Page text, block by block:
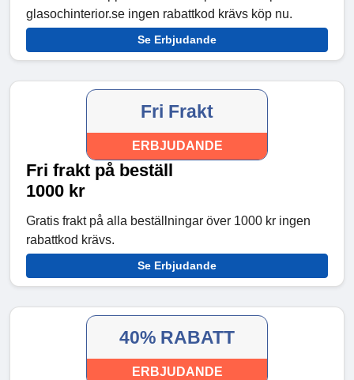
glasochinterior.se ingen rabattkod krävs köp nu.
Se Erbjudande
Fri Frakt
ERBJUDANDE
Fri frakt på beställ
1000 kr
Gratis frakt på alla beställningar över 1000 kr ingen
rabattkod krävs.
Se Erbjudande
40% RABATT
ERBJUDANDE